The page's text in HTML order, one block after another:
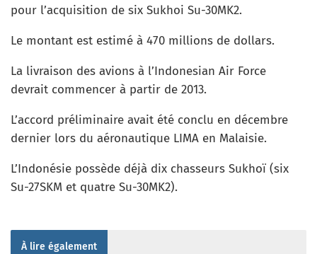
pour l’acquisition de six Sukhoi Su-30MK2.
Le montant est estimé à 470 millions de dollars.
La livraison des avions à l’Indonesian Air Force
devrait commencer à partir de 2013.
L’accord préliminaire avait été conclu en décembre
dernier lors du aéronautique LIMA en Malaisie.
L’Indonésie possède déjà dix chasseurs Sukhoï (six
Su-27SKM et quatre Su-30MK2).
À lire également